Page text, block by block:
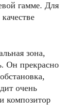
гамме. Для
зона,
Он прекрасно
очень
композитор